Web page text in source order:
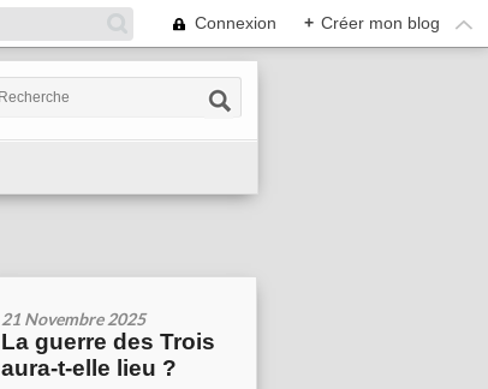
Connexion + Créer mon blog
21 Novembre 2025
La guerre des Trois
aura-t-elle lieu ?